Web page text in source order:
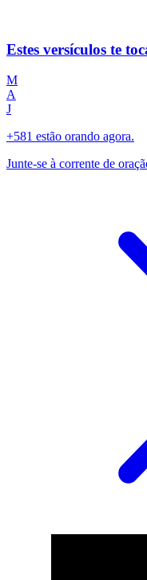
Estes versículos te
M
A
J
+581 estão orando agora.
Junte-se à corrente de